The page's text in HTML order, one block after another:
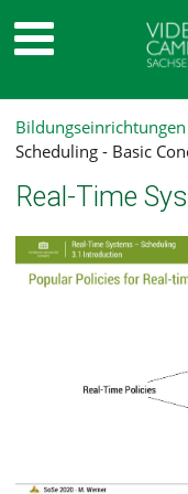
Bildungseinrichtungen
Scheduling - Basic